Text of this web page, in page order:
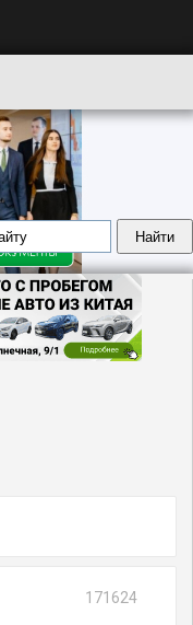
171624